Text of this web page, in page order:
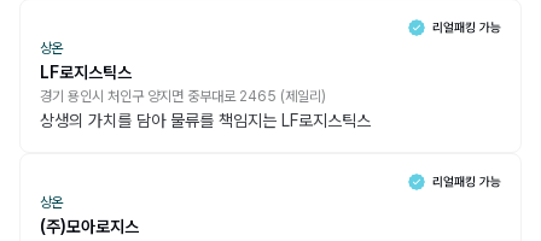
상온
LF로지스틱스
경기 용인시 처인구 양지면 중부대로 2465 (제일리)
상생의 가치를 담아 물류를 책임지는 LF로지스틱스
상온
(주)모아로지스